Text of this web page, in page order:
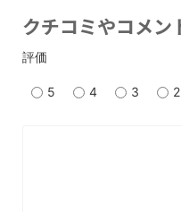
クチコミやコメン
評価
5 4 3 2